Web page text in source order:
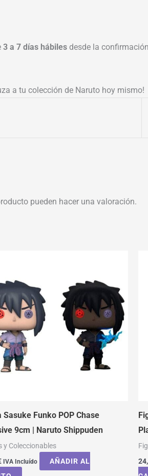
3 a 7 días hábiles desde la
a tu colección de Naruto hoy mismo!
pueden hacer una valoración.
Sasuke Funko POP Chase
9cm | Naruto Shippuden
y Coleccionables
IVA Incluído
AÑADIR AL